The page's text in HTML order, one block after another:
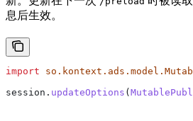
息后生效。
import
session. updateOptions (